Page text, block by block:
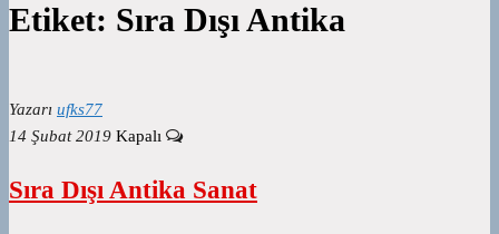
Etiket: Sıra Dışı Antika
Yazarı ufks77
14 Şubat 2019 Kapalı
Sıra Dışı Antika Sanat